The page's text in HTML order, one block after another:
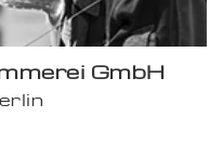
GmbH